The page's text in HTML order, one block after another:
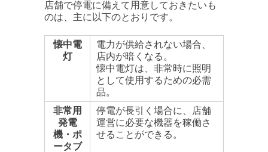
店舗で停電に備えて用意しておきたいも
のは、主に以下のとおりです。
懐中電
灯
電力が供給されない場合、
店内が暗くなる。
懐中電灯は、非常時に照明
として使用するための必需
品。
非常用
発電
機・ポ
ータブ
停電が長引く場合に、店舗
運営に必要な機器を稼働さ
せることができる。